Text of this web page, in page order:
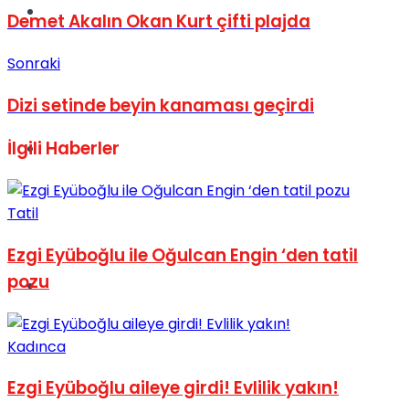
Sinema
Tatil
Spor
Demet Akalın Okan Kurt çifti plajda
Sonraki
Dizi setinde beyin kanaması geçirdi
İlgili Haberler
Tatil
Ezgi Eyüboğlu ile Oğulcan Engin ‘den tatil
pozu
Kadınca
Ezgi Eyüboğlu aileye girdi! Evlilik yakın!